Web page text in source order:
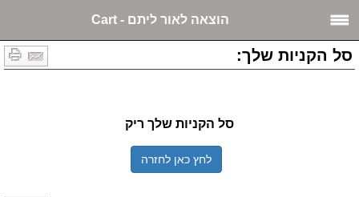
הוצאה לאור ליתם - Cart
סל הקניות שלך:
סל הקניות שלך ריק
לחץ כאן לחזרה